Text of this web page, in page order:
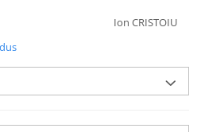
Ion CRISTOIU